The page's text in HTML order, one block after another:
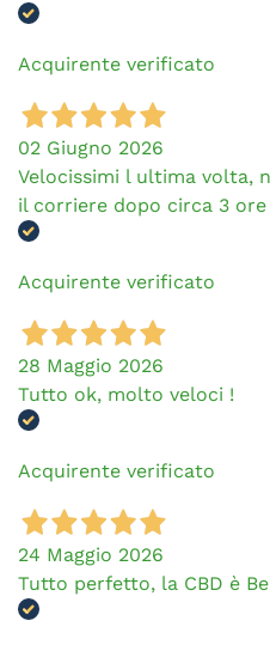
Acquirente verificato
02 Giugno 2026
Velocissimi l ultima volta,
il corriere dopo circa 3 ore
Acquirente verificato
28 Maggio 2026
Tutto ok, molto veloci !
Acquirente verificato
24 Maggio 2026
Tutto perfetto, la CBD è